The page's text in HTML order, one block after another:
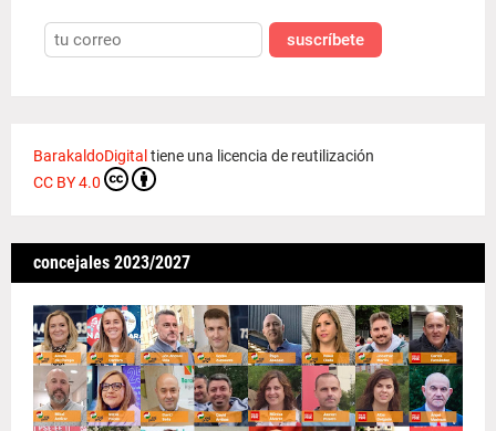
suscríbete
BarakaldoDigital tiene una licencia de reutilización
CC BY 4.0
concejales 2023/2027